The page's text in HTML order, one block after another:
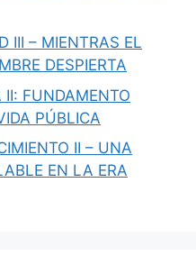
III – MIENTRAS EL
DESPIERTA
FUNDAMENTO
PÚBLICA
II – UNA
EN LA ERA